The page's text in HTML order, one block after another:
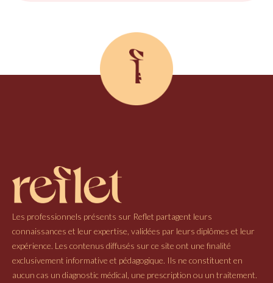
Les professionnels présents sur Reflet partagent leurs
connaissances et leur expertise, validées par leurs diplômes et leur
expérience. Les contenus diffusés sur ce site ont une finalité
exclusivement informative et pédagogique. Ils ne constituent en
aucun cas un diagnostic médical, une prescription ou un traitement.